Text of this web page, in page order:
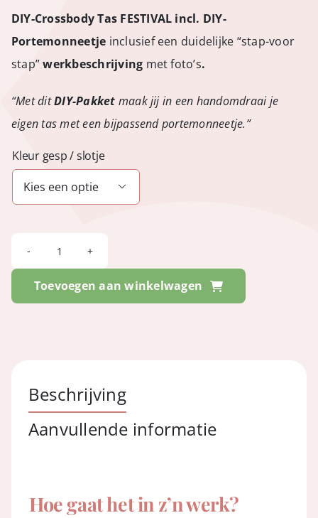
DIY-Crossbody Tas FESTIVAL incl. DIY-
Portemonneetje inclusief een duidelijke “stap-voor
stap”werkbeschrijving met foto’s.
“Met ditDIY-Pakket maak jij in een handomdraai je
eigen tas met een bijpassend portemonneetje.”
Kleur gesp / slotje

-
Cayman
Toevoegen aan winkelwagen
Beschrijving
Aanvullende informatie
Hoe gaat het in z’n werk?